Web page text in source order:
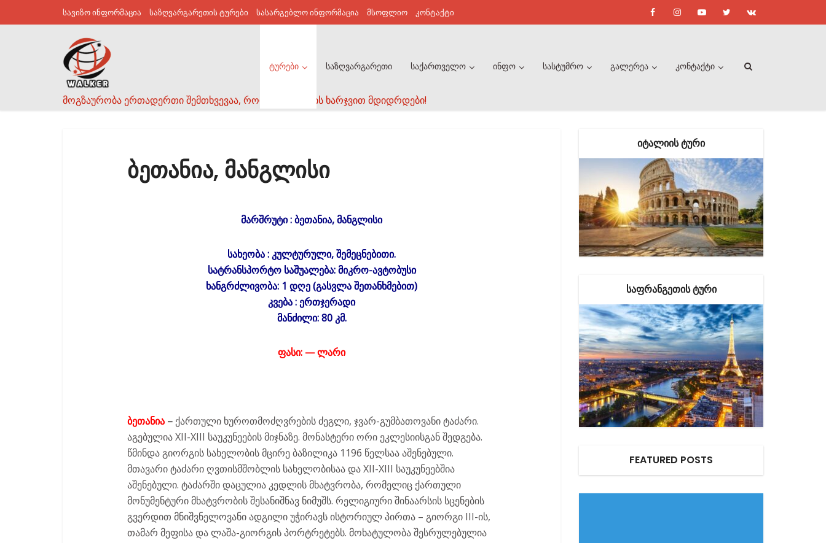
სავიზო ინფორმაცია საზღვარგარეთის ტურები სასარგებლო ინფორმაცია მსოფლიო კონტაქტი
მოგზაურობა ერთადერთი შემთხვევაა, როდესაც ფულის ხარჯვით მდიდრდები!
ტურები საზღვარგარეთი საქართველო ინფო სასტუმრო გალერეა კონტაქტი
ბეთანია, მანგლისი
მარშრუტი : ბეთანია, მანგლისი
სახეობა : კულტურული, შემეცნებითი.
სატრანსპორტო საშუალება: მიკრო-ავტობუსი
ხანგრძლივობა: 1 დღე (გასვლა შეთანხმებით)
კვება : ერთჯერადი
მანძილი: 80 კმ.
ფასი: — ლარი
ბეთანია – ქართული ხუროთმოძღვრების ძეგლი, ჯვარ-გუმბათოვანი ტაძარი.
აგებულია XII-XIII საუკუნეების მიჯნაზე. მონასტერი ორი ეკლესიისგან შედგება.
წმინდა გიორგის სახელობის მცირე ბაზილიკა 1196 წელსაა აშენებული.
მთავარი ტაძარი ღვთისმშობლის სახელობისაა და XII-XIII საუკუნეებშია
აშენებული. ტაძარში დაცულია კედლის მხატვრობა, რომელიც ქართული
მონუმენტური მხატვრობის შესანიშნავ ნიმუშს. რელიგიური შინაარსის სცენების
გვერდით მნიშვნელოვანი ადგილი უჭირავს ისტორიულ პირთა – გიორგი III-ის,
თამარ მეფისა და ლაშა-გიორგის პორტრეტებს. მოხატულობა შესრულებულია
ᲘᲢᲐᲚᲘᲘᲡ ᲢᲣᲠᲘ
ᲡᲐᲤᲠᲐᲜᲒᲔᲗᲘᲡ ᲢᲣᲠᲘ
FEATURED POSTS